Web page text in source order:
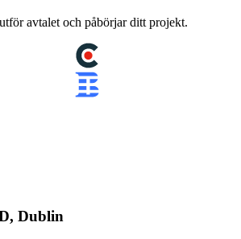
avtalet och påbörjar ditt projekt.
Dublin